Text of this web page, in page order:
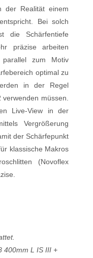
der Realität einem
Bei solch
die Schärfentiefe
präzise arbeiten
zum Motiv
optimal zu
in der Regel
müssen.
Live-View in der
Vergrößerung
der Schärfepunkt
klassische Makros
(Novoflex
400mm L IS III +